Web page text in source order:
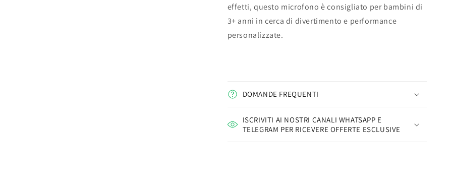
effetti, questo microfono è consigliato per bambini di
3+ anni in cerca di divertimento e performance
personalizzate.
DOMANDE FREQUENTI
ISCRIVITI AI NOSTRI CANALI WHATSAPP E
TELEGRAM PER RICEVERE OFFERTE ESCLUSIVE